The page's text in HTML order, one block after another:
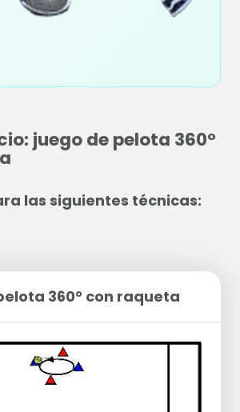
juego de pelota 360°
las siguientes técnicas:
360° con raqueta